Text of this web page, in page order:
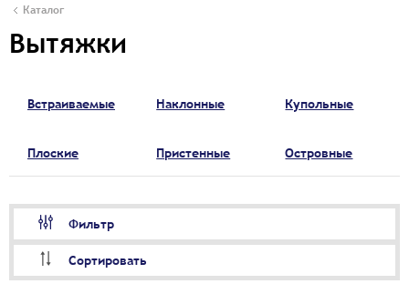
Каталог
Вытяжки
Встраиваемые Наклонные Купольные
Плоские Пристенные Островные
Фильтр
Сортировать